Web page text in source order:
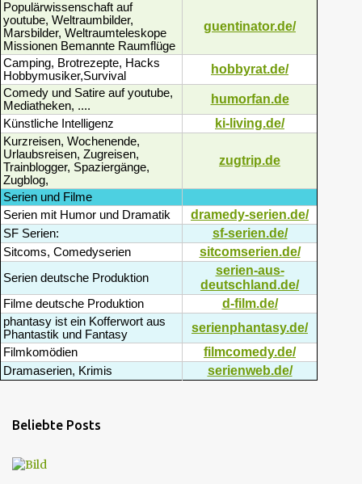
Populärwissenschaft auf
youtube, Weltraumbilder,
Marsbilder, Weltraumteleskope
Missionen Bemannte Raumflüge
guentinator.de/
Camping, Brotrezepte, Hacks
Hobbymusiker,Survival
hobbyrat.de/
Comedy und Satire auf youtube,
Mediatheken, ....
humorfan.de
Künstliche Intelligenz ki-living.de/
Kurzreisen, Wochenende,
Urlaubsreisen, Zugreisen,
Trainblogger, Spaziergänge,
Zugblog,
zugtrip.de
Serien und Filme
Serien mit Humor und Dramatik
dramedy-serien.de/
SF Serien: sf-serien.de/
Sitcoms, Comedyserien sitcomserien.de/
Serien deutsche Produktion
serien-aus-
deutschland.de/
Filme deutsche Produktion d-film.de/
phantasy ist ein Kofferwort aus
Phantastik und Fantasy
serienphantasy.de/
Filmkomödien filmcomedy.de/
Dramaserien, Krimis serienweb.de/
Beliebte Posts